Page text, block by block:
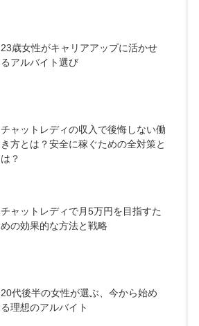
23歳女性がキャリアアップに活かせ
るアルバイト選び
チャットレディの収入で後悔しない働
き方とは？安全に稼ぐための全対策と
は？
チャットレディで月5万円を目指すた
めの効果的な方法と戦略
20代後半の女性が選ぶ、今から始め
る理想のアルバイト